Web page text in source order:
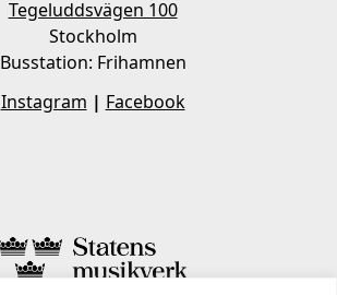
Tegeluddsvägen 100
Stockholm
Busstation: Frihamnen
Instagram | Facebook